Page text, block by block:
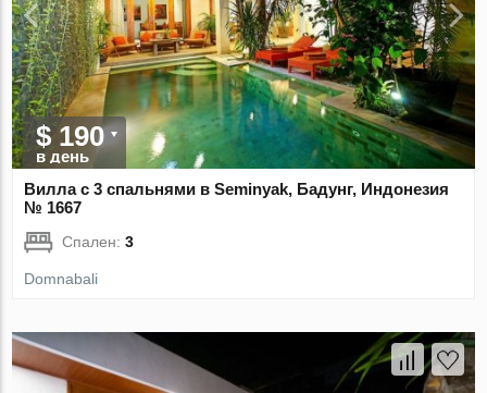
$ 190
в день
Вилла с 3 спальнями в Seminyak, Бадунг, Индонезия
№ 1667
Спален:3
Domnabali